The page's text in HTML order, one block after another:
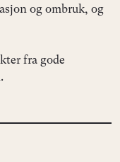
og ombruk, og
fra gode